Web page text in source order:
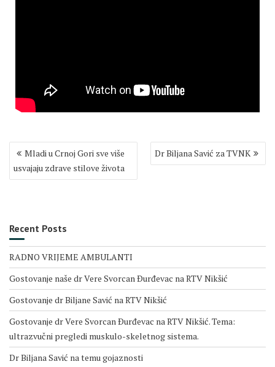
Post
navigation
Mladi u Crnoj Gori sve više
usvajaju zdrave stilove života
Dr Biljana Savić za TVNK
Recent Posts
RADNO VRIJEME AMBULANTI
Gostovanje naše dr Vere Svorcan Ðurđevac na RTV Nikšić
Gostovanje dr Biljane Savić na RTV Nikšić
Gostovanje dr Vere Svorcan Ðurđevac na RTV Nikšić. Tema:
ultrazvučni pregledi muskulo-skeletnog sistema.
Dr Biljana Savić na temu gojaznosti